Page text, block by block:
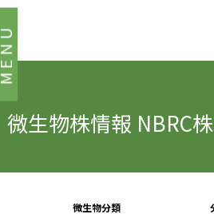
MENU
微生物株情報 NBRC株